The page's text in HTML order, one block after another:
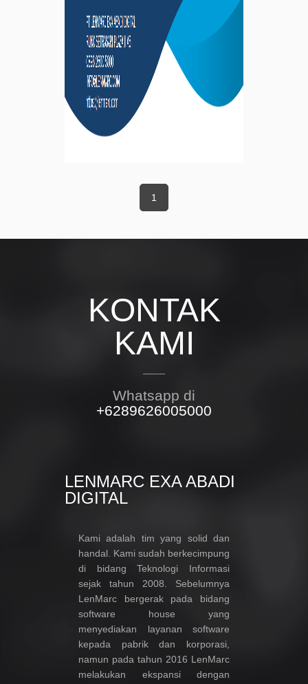
1
KONTAK
KAMI
Whatsapp di
+6289626005000
LENMARC EXA ABADI
DIGITAL
Kami adalah tim yang solid dan
handal. Kami sudah berkecimpung
di bidang Teknologi Informasi
sejak tahun 2008. Sebelumnya
LenMarc bergerak pada bidang
software house yang
menyediakan layanan software
kepada pabrik dan korporasi,
namun pada tahun 2016 LenMarc
melakukan ekspansi dengan